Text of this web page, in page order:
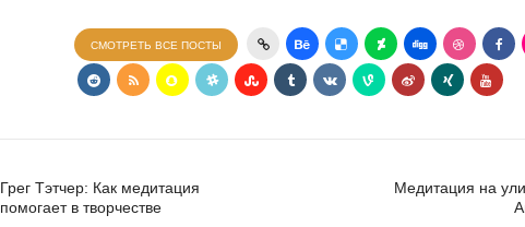
СМОТРЕТЬ ВСЕ ПОСТЫ
Грег Тэтчер: Как медитация
помогает в творчестве
Медитация на